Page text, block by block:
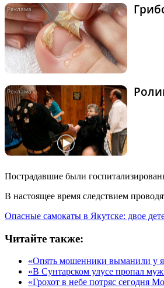
Пострадавшие были
В настоящее время следствием
Опасные самокаты в Якутске: двое
Читайте также:
«Опять мошенники выманили у
«В Сунтарском улусе пропал
«Грохот в небе потряс сегодня